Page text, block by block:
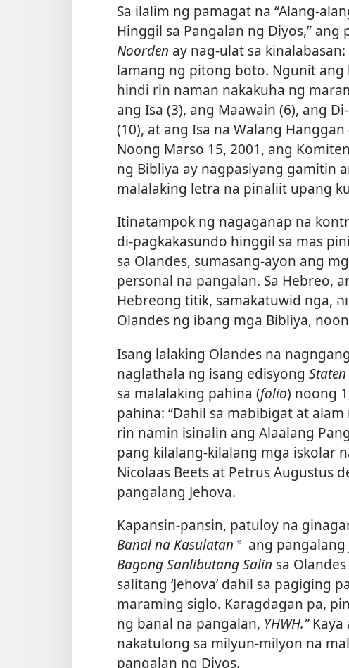
Sa ilalim ng pamagat na “Alang-
Hinggil sa Pangalan ng Diyos,” ang
Noorden ay nag-ulat sa kinalabasan:
lamang ng pitong boto. Ngunit
hindi rin naman nakakuha ng
ang Isa (3), ang Maawain (6), ang
(10), at ang Isa na Walang Hanggan
Noong Marso 15, 2001, ang
ng Bibliya ay nagpasiyang gamitin
malalaking letra na pinaliit upang
Itinatampok ng nagaganap na
di-pagkakasundo hinggil sa mas
sa Olandes, sumasang-ayon ang
personal na pangalan. Sa Hebreo,
Hebreong titik, samakatuwid nga, יהוה, o YHWH. Paano isinalin sa
Olandes ng ibang mga Bibliya,
Isang lalaking Olandes na
naglathala ng isang edisyong Staten
sa malalaking pahina (folio) noong
pahina: “Dahil sa mabibigat at
rin namin isinalin ang Alaalang
pang kilalang-kilalang mga iskolar
Nicolaas Beets at Petrus Augustus
pangalang Jehova.
Kapansin-pansin, patuloy na
Banal na Kasulatan a ang pangalang
Bagong Sanlibutang Salin sa
salitang ‘Jehova’ dahil sa pagiging
maraming siglo. Karagdagan pa,
ng banal na pangalan, YHWH.”Kaya
nakatulong sa milyun-milyon na
pangalan ng Diyos.